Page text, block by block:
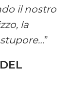
il nostro
la
”